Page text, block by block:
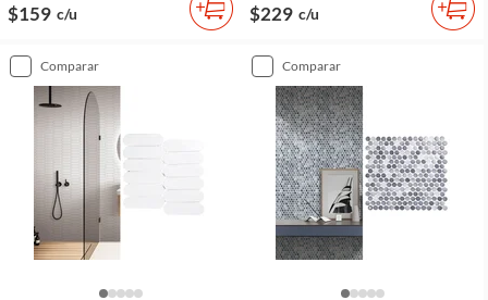
$159 c/u $229 c/u
comparar comparar